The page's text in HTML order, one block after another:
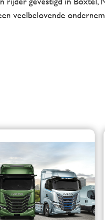
veelbelovende